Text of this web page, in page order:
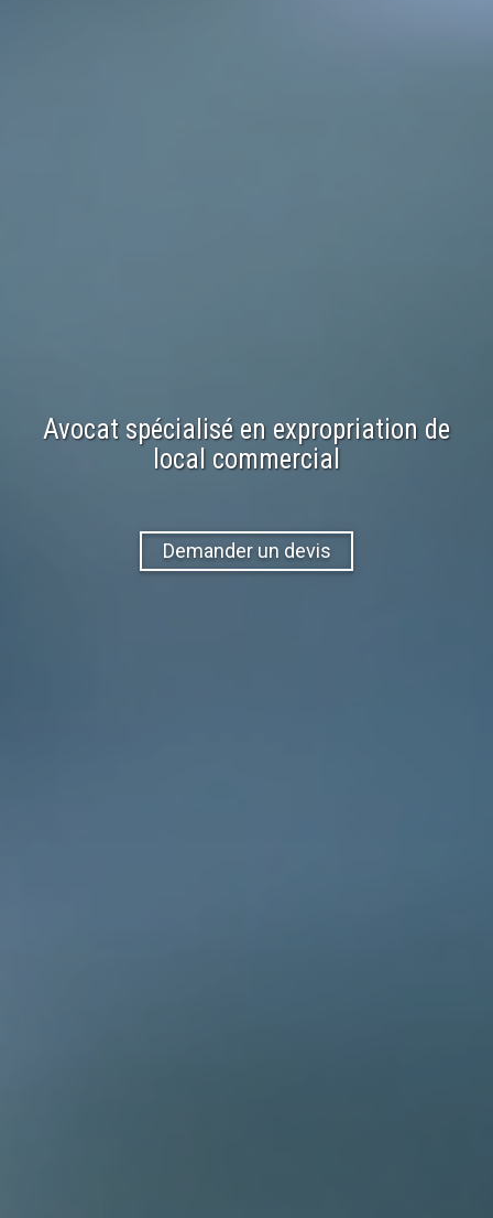
Avocat spécialisé en expropriation de
local commercial
Demander un devis